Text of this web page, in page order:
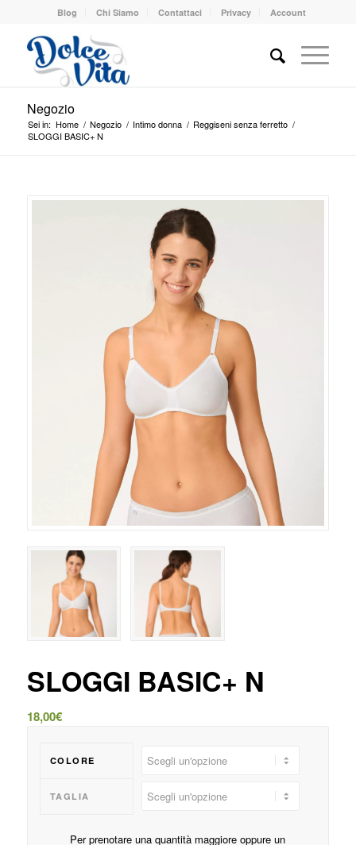
Blog Chi Siamo Contattaci Privacy Account
Negozio
Sei in: Home / Negozio / Intimo donna / Reggiseni senza ferretto /
SLOGGI BASIC+ N
SLOGGI BASIC+ N
18,00€
COLORE
TAGLIA
Per prenotare una quantità maggiore oppure un